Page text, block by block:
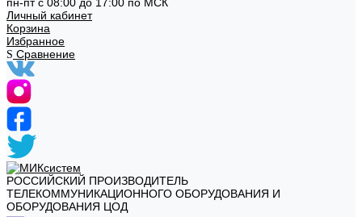
Личный кабинет
Корзина
Избранное
Сравнение
РОССИЙСКИЙ ПРОИЗВОДИТЕЛЬ
ТЕЛЕКОММУНИКАЦИОННОГО ОБОРУДОВАНИЯ И
ОБОРУДОВАНИЯ ЦОД